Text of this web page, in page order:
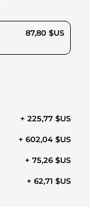
87,80 $US
+ 225,77 $US
+ 602,04 $US
+ 75,26 $US
+ 62,71 $US